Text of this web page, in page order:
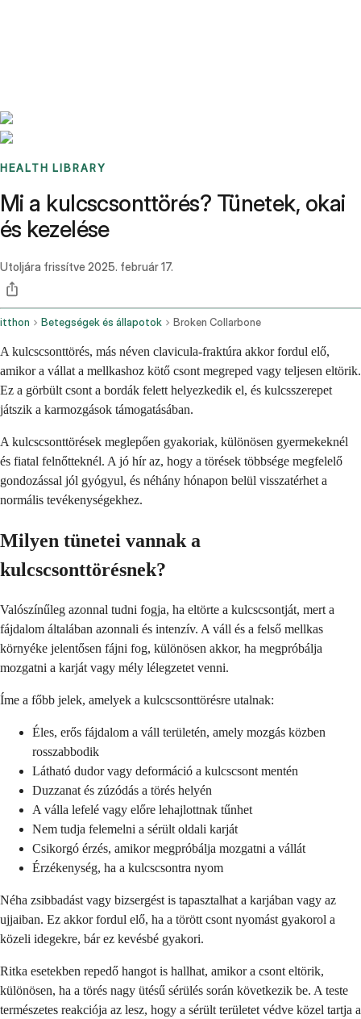
HEALTH LIBRARY
Mi a kulcscsonttörés? Tünetek, okai
és kezelése
Utoljára frissítve 2025. február 17.
itthon Betegségek és állapotok Broken Collarbone
A kulcscsonttörés, más néven clavicula-fraktúra akkor fordul elő,
amikor a vállat a mellkashoz kötő csont megreped vagy teljesen eltörik.
Ez a görbült csont a bordák felett helyezkedik el, és kulcsszerepet
játszik a karmozgások támogatásában.
A kulcscsonttörések meglepően gyakoriak, különösen gyermekeknél
és fiatal felnőtteknél. A jó hír az, hogy a törések többsége megfelelő
gondozással jól gyógyul, és néhány hónapon belül visszatérhet a
normális tevékenységekhez.
Milyen tünetei vannak a
kulcscsonttörésnek?
Valószínűleg azonnal tudni fogja, ha eltörte a kulcscsontját, mert a
fájdalom általában azonnali és intenzív. A váll és a felső mellkas
környéke jelentősen fájni fog, különösen akkor, ha megpróbálja
mozgatni a karját vagy mély lélegzetet venni.
Íme a főbb jelek, amelyek a kulcscsonttörésre utalnak:
Éles, erős fájdalom a váll területén, amely mozgás közben
rosszabbodik
Látható dudor vagy deformáció a kulcscsont mentén
Duzzanat és zúzódás a törés helyén
A válla lefelé vagy előre lehajlottnak tűnhet
Nem tudja felemelni a sérült oldali karját
Csikorgó érzés, amikor megpróbálja mozgatni a vállát
Érzékenység, ha a kulcscsontra nyom
Néha zsibbadást vagy bizsergést is tapasztalhat a karjában vagy az
ujjaiban. Ez akkor fordul elő, ha a törött csont nyomást gyakorol a
közeli idegekre, bár ez kevésbé gyakori.
Ritka esetekben repedő hangot is hallhat, amikor a csont eltörik,
különösen, ha a törés nagy ütésű sérülés során következik be. A teste
természetes reakciója az lesz, hogy a sérült területet védve közel tartja a